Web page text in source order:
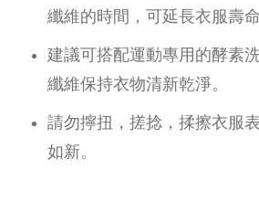
纖維的時間，可延長衣服壽命
建議可搭配運動專用的酵素
纖維保持衣物清新乾淨。
請勿擰扭，搓捻，揉擦衣服
如新。